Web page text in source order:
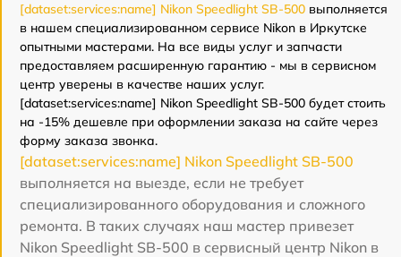
[dataset:services:name] Nikon Speedlight SB-500 выполняется
в нашем специализированном сервисе Nikon в Иркутске
опытными мастерами. На все виды услуг и запчасти
предоставляем расширенную гарантию - мы в сервисном
центр уверены в качестве наших услуг.
[dataset:services:name] Nikon Speedlight SB-500 будет стоить
на -15% дешевле при оформлении заказа на сайте через
форму заказа звонка.
[dataset:services:name] Nikon Speedlight SB-500
выполняется на выезде, если не требует
специализированного оборудования и сложного
ремонта. В таких случаях наш мастер привезет
Nikon Speedlight SB-500 в сервисный центр Nikon в